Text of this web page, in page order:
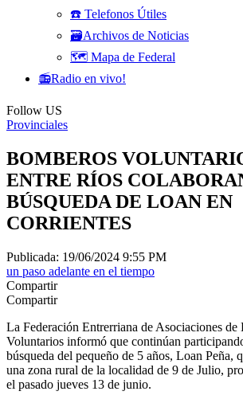
☎️ Telefonos Útiles
🗃️Archivos de Noticias
🗺️ Mapa de Federal
📻Radio en vivo!
Follow US
Provinciales
BOMBEROS
ENTRE RÍOS
BÚSQUEDA DE LOAN EN
CORRIENTES
Publicada: 19/06/2024 9:55 PM
un paso adelante en el tiempo
Compartir
Compartir
La Federación Entrerriana de Asociaciones de
Voluntarios informó que continúan
búsqueda del pequeño de 5 años, Loan Peña,
una zona rural de la localidad de 9 de Julio,
el pasado jueves 13 de junio.